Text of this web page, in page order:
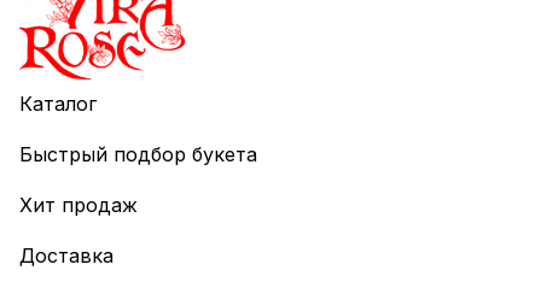
Каталог
Быстрый подбор букета
Хит продаж
Доставка